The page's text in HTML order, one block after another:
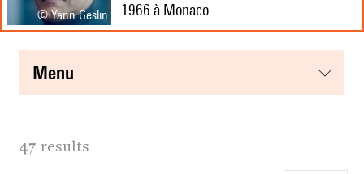
© Yann Geslin
1966 à Monaco.
menu
47 results